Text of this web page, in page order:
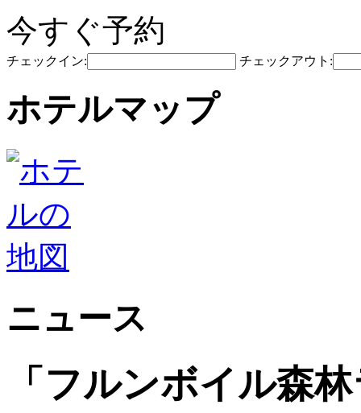
今すぐ予約
チェックイン: チェックアウト:
ホテルマップ
ニュース
「フルンボイル森